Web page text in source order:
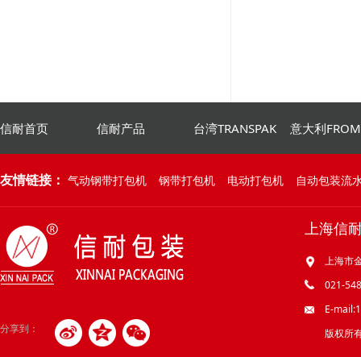
信耐首页 信耐产品 台湾TRANSPAK 意大利
友情链接： 气动钢带打包机 钢带打包机 电动打包机 自动包装流
分享到：
上海信
上海市
021-
E-
版权所